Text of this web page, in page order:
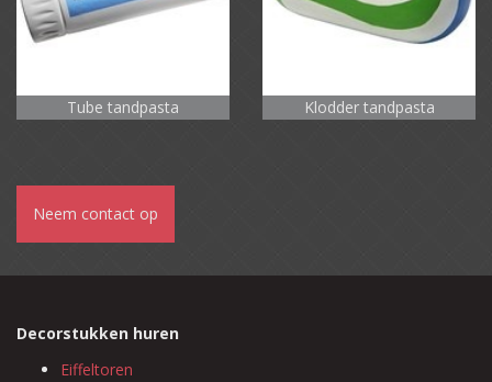
Tube tandpasta Klodder tandpasta
Neem contact op
Decorstukken huren
Eiffeltoren